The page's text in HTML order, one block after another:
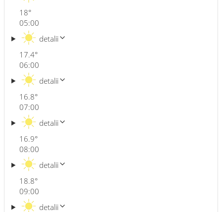
18°
05:00
17.4°
detalii
06:00
16.8°
detalii
07:00
16.9°
detalii
08:00
18.8°
detalii
09:00
detalii